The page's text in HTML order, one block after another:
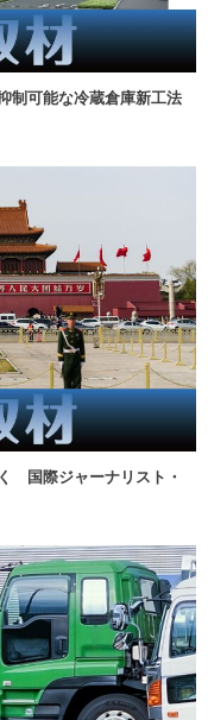
制可能な冷蔵倉庫新工法
国際ジャーナリスト・